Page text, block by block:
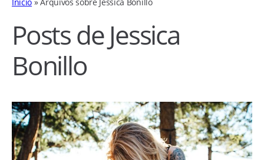
Posts de Jessica
Bonillo